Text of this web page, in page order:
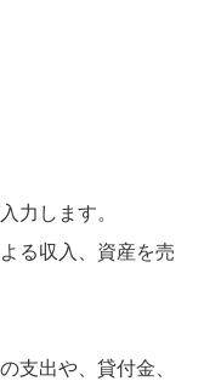
力します。
る収入、資産を売
支出や、貸付金、